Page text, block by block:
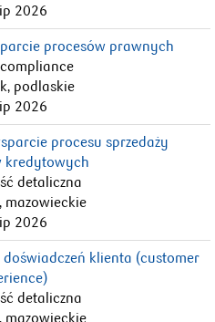
2026
procesów prawnych
podlaskie
2026
procesu sprzedaży
kredytowych
detaliczna
mazowieckie
2026
klienta (customer
detaliczna
mazowieckie